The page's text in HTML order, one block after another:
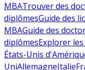
MBATrouver des
diplômesGuide des
MBAGuide des
diplômesExplorer
États-Unis
UniAllemagneItalie